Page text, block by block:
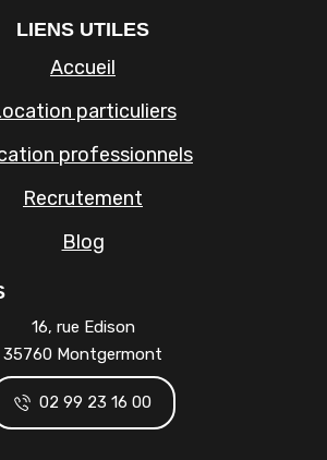
LIENS UTILES
Accueil
particuliers
professionnels
Recrutement
Blog
16, rue Edison
35760 Montgermont
02 99 23 16 00